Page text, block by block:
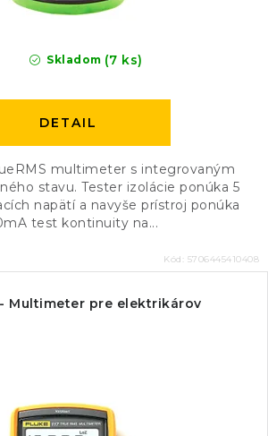
Skladom (7 ks)
DETAIL
multimeter s integrovaným
stavu. Tester izolácie ponúka 5
napätí a navyše prístroj ponúka
test kontinuity na...
Kód: 5706445410408
- Multimeter pre elektrikárov